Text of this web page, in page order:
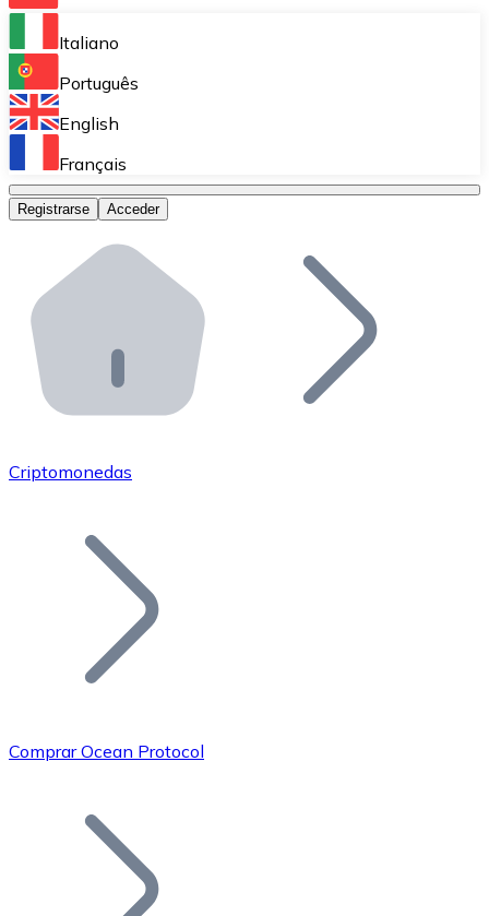
Bitnovo Ramp
Integra nuestra solución en tu plataforma.
Bitnovo Giftcards
Bitnovo OTC
Bitnovo ATM
Integra un ATM Bitnovo en tu negocio y permite que
Bitnovo API
Integra nuestra API en tu ecosistema.
Únete a nuestra red de distribuidores.
Añade tu proyecto a nuestro ecosistema.
Bitcoin
Italiano
Português
English
Français
Registrarse Acceder
Criptomonedas
Comprar Ocean Protocol